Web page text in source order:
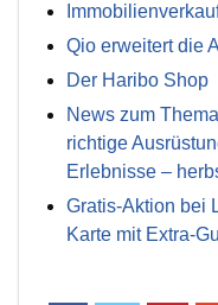
Qio erweitert die
Der Haribo Shop
News zum
richtige
Erlebnisse –
Gratis-Aktion bei
Karte mit Extra-